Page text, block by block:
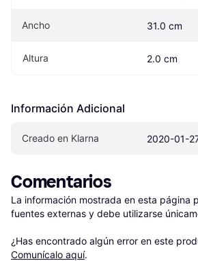
Ancho 31.0 cm
Altura 2.0 cm
Información Adicional
Creado en Klarna 2020-01-
Comentarios
La información mostrada en esta página
fuentes externas y debe utilizarse
¿Has encontrado algún error en este
Comunícalo aquí.